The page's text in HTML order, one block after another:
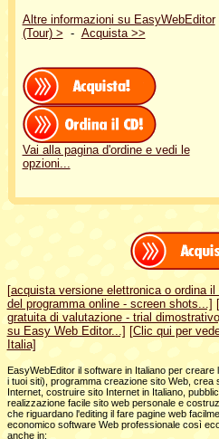
Altre informazioni su EasyWebEditor
(Tour) > - Acquista >>
Vai alla pagina d'ordine e vedi le
opzioni...
[acquista versione elettronica o ordina il
del programma online - screen shots...]
gratuita di valutazione - trial
su Easy Web Editor...] [Clic qui per
Italia]
EasyWebEditor il software in Italiano per creare
i tuoi siti), programma creazione sito Web, crea
Internet, costruire sito Internet in Italiano,
realizzazione facile sito web personale e
che riguardano l'editing il fare pagine web
economico software Web professionale così
anche in: